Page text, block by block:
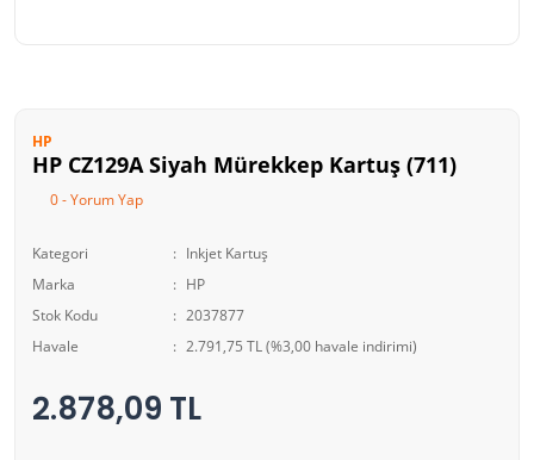
HP
HP CZ129A Siyah Mürekkep Kartuş (711)
0 - Yorum Yap
Kategori
Inkjet Kartuş
Marka
HP
Stok Kodu
2037877
Havale
2.791,75 TL (%3,00 havale indirimi)
2.878,09 TL